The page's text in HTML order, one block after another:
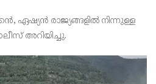
ഏഷ്യന്‍ രാജ്യങ്ങളില്‍ നിന്നുള്ള
അറിയിച്ചു.